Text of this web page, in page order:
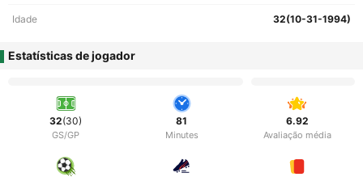
Idade 32(10-31-1994)
Estatísticas de jogador
32(30)
GS/GP
81
Minutes
6.92
Avaliação média